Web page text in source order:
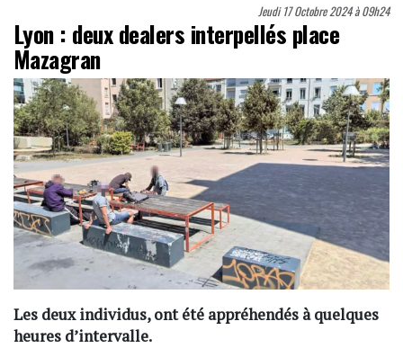
Jeudi 17 Octobre 2024 à 09h24
Lyon : deux dealers interpellés place
Mazagran
Les deux individus, ont été appréhendés à quelques
heures d’intervalle.